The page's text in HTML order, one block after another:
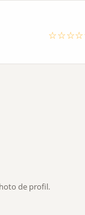
de profil.